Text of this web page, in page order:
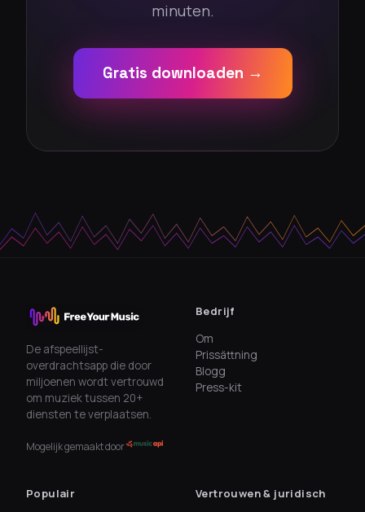
minuten.
Gratis downloaden →
De afspeellijst-
overdrachtsapp die door
miljoenen wordt vertrouwd
om muziek tussen 20+
diensten te verplaatsen.
Mogelijk gemaakt door
Bedrijf
Om
Prissättning
Blogg
Press-kit
Populair Vertrouwen & juridisch